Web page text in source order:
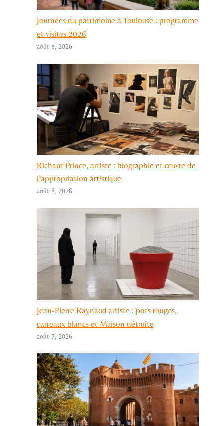
Journées du patrimoine à Toulouse : programme
et visites 2026
août 8, 2026
Richard Prince, artiste : biographie et œuvre de
l’appropriation artistique
août 8, 2026
Jean-Pierre Raynaud artiste : pots rouges,
carreaux blancs et Maison détruite
août 7, 2026